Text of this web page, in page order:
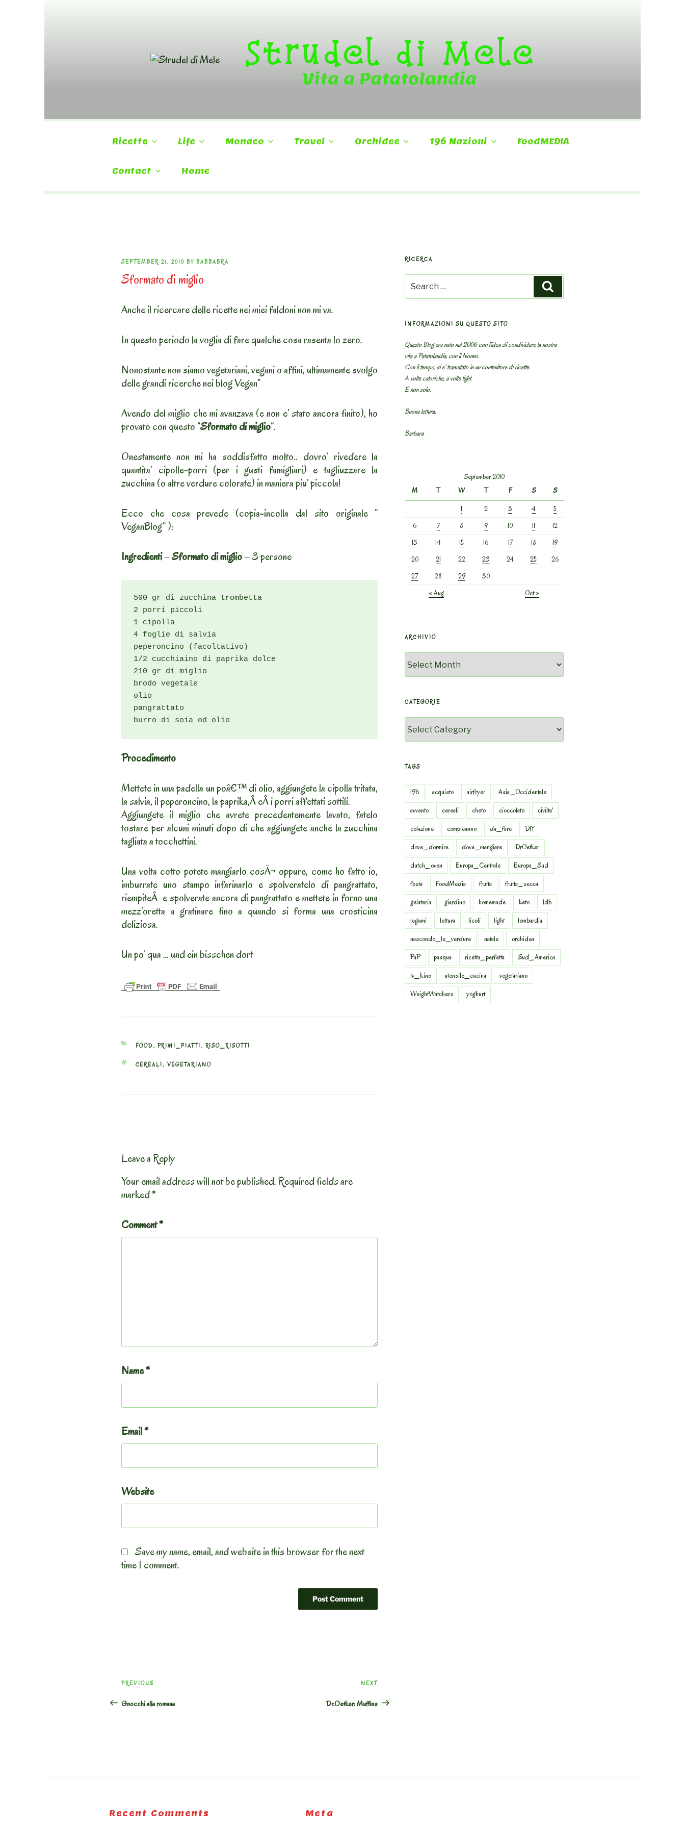
Strudel di Mele
Vita a Patatolandia
Ricette Life Monaco Travel Orchidee 196 Nazioni FoodMEDIA
Contact Home
POSTED
ON
SEPTEMBER 21, 2010 BY BABBABRA
Sformato di miglio
Anche il ricercare delle ricette nei miei faldoni non mi va.
In questo periodo la voglia di fare qualche cosa rasenta lo zero.
Nonostante non siamo vegetariani, vegani o affini, ultimamente svolgo
delle grandi ricerche nei blog Vegan”
Avendo del miglio che mi avanzava (e non e’ stato ancora finito), ho
provato con questo “Sformato di miglio“.
Onestamente non mi ha soddisfatto molto.. dovro’ rivedere la
quantita’ cipolle-porri (per i gusti famigliari) e tagliuzzare la
zucchina (o altre verdure colorate) in maniera piu’ piccola!
Ecco che cosa prevede (copia-incolla dal sito originale ”
VeganBlog” ):
Ingredienti–Sformato di miglio– 3 persone
500 gr di zucchina trombetta
2 porri piccoli
1 cipolla
4 foglie di salvia
peperoncino (facoltativo)
1/2 cucchiaino di paprika dolce
210 gr di miglio
brodo vegetale
olio
pangrattato
burro di soia od olio
Procedimento
Mettete in una padella un poâ€™ di olio, aggiungete la cipolla tritata,
la salvia, il peperoncino, la paprika,Â eÂ i porri affettati sottili.
Aggiungete il miglio che avrete precedentemente lavato, fatelo
tostare per alcuni minuti dopo di che aggiungete anche la zucchina
tagliata a tocchettini.
Una volta cotto potete mangiarlo cosÃ¬ oppure, come ho fatto io,
imburrate uno stampo infarinarlo e spolveratelo di pangrattato,
riempiteÂ e spolverate ancora di pangrattato e mettete in forno una
mezz’oretta a gratinare fino a quando si forma una crosticina
deliziosa.
Un po’ qua … und ein bisschen dort
CATEGORIES
FOOD,PRIMI_PIATTI , RISO_RISOTTI
TAGS
CEREALI , VEGETARIANO
Leave a Reply
Your email address will not be published.Required fields are
marked*
Comment*
Name*
Email*
Website
Save my name, email, and website in this browser for the next
time I comment.
Previous
PREVIOUS
Gnocchi alla romana
Next
Post
NEXT
Dr.Oetker: Muffins
RICERCA
for:
INFORMAZIONI SU QUESTO SITO
Questo Blog era nato nel 2006 con l’idea di condividere la nostra
vita a Patatolandia, con il Nonno.
Con il tempo, si e’ tramutato in un contenitore di ricette.
A volte caloriche, a volte light.
E non solo.
Buona lettura,
Barbara
September 2010
M
T W T F S
S
1
2 3 4
5
6
7 8 9 10 11
12
13
14 15 16 17 18
19
20
21 22 23 24 25
26
27
28 29
30
« Aug
Oct »
ARCHIVIO
CATEGORIE
TAGS
196 acquisto airfryer
Asia_Occidentale
avvento
cereali cheto cioccolato
civilta'
colazione
compleanno da_fare
DIY
dove_dormire
dove_mangiare
DrOetker
dutch_oven
Europa_Centrale
Europa_Sud
festa
FoodMedia frutta
frutta_secca
gelateria
giardino homemade keto
ldb
legumi
lettura licoli light
lombardia
nascondo_le_verdure
natale
orchidea
PaP
pasqua ricetta_perfetta
Sud_America
tv_kino
utensile_cucina
vegetariano
WeightWatchers
yoghurt
Recent Comments Meta